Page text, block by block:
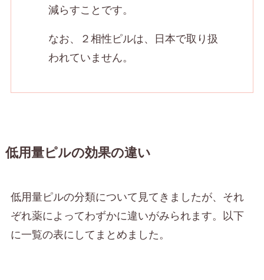
減らすことです。
なお、２相性ピルは、日本で取り扱
われていません。
低用量ピルの効果の違い
低用量ピルの分類について見てきましたが、それ
ぞれ薬によってわずかに違いがみられます。以下
に一覧の表にしてまとめました。